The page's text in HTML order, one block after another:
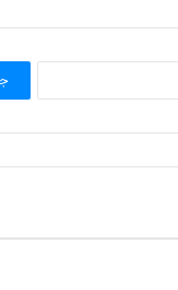
برای: